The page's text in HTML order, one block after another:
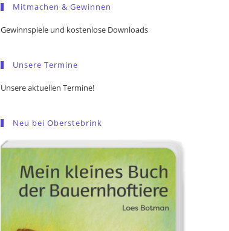
Mitmachen & Gewinnen
Gewinnspiele und kostenlose Downloads
Unsere Termine
Unsere aktuellen Termine!
Neu bei Oberstebrink